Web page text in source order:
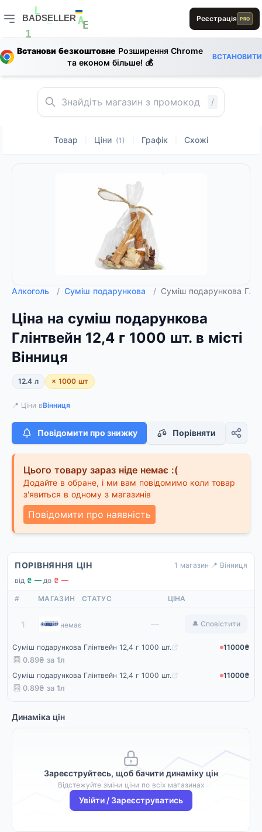
L
E
E
1
E
D
E B
L
A
L
BADSELLER
BADSELLER — порівняння цін і знижки
Реєстрація PRO
Встанови безкоштовне Розширення Chrome
та економ більше! 💰
ВСТАНОВИТИ
/
Товар Ціни (1) Графік Схожі
Алкоголь / Суміш подарункова / Суміш подарункова
Ціна на суміш подарункова
Глінтвейн 12,4 г 1000 шт. в місті
Вінниця
12.4 л × 1000 шт
📍 Ціни вВінниця
Повідомити про знижку Порівняти
Цього товару зараз ніде немає :(
Додайте в обране, і ми вам повідомимо коли товар
з'явиться в одному з магазинів
Повідомити про наявність
ПОРІВНЯННЯ ЦІН 1 магазин· 📍 Вінниця
від ₴ —·до ₴ —
# МАГАЗИН СТАТУС ЦІНА
1 Епіцентр
немає — 🔔 Сповістити
Суміш подарункова Глінтвейн 12,4 г 1000 шт.
11000₴
0.89₴ за 1л
Суміш подарункова Глінтвейн 12,4 г 1000 шт.
11000₴
0.89₴ за 1л
Динаміка цін
Зареєструйтесь, щоб бачити динаміку цін
Відстежуйте зміни ціни по всіх магазинах
Увійти / Зареєструватись